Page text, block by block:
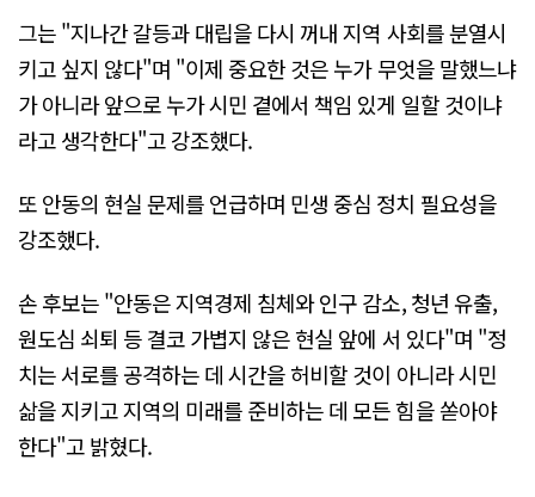
그는 "지나간 갈등과 대립을 다시 꺼내 지역 사회를 분열시
키고 싶지 않다"며 "이제 중요한 것은 누가 무엇을 말했느냐
가 아니라 앞으로 누가 시민 곁에서 책임 있게 일할 것이냐
라고 생각한다"고 강조했다.
또 안동의 현실 문제를 언급하며 민생 중심 정치 필요성을
강조했다.
손 후보는 "안동은 지역경제 침체와 인구 감소, 청년 유출,
원도심 쇠퇴 등 결코 가볍지 않은 현실 앞에 서 있다"며 "정
치는 서로를 공격하는 데 시간을 허비할 것이 아니라 시민
삶을 지키고 지역의 미래를 준비하는 데 모든 힘을 쏟아야
한다"고 밝혔다.